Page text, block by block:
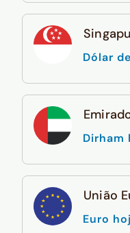
Dólar
Dirham
União
Euro